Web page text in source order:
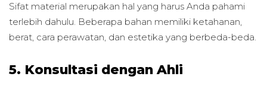
Sifat material merupakan hal yang harus Anda pahami
terlebih dahulu. Beberapa bahan memiliki ketahanan,
berat, cara perawatan, dan estetika yang berbeda-beda.
5. Konsultasi dengan Ahli